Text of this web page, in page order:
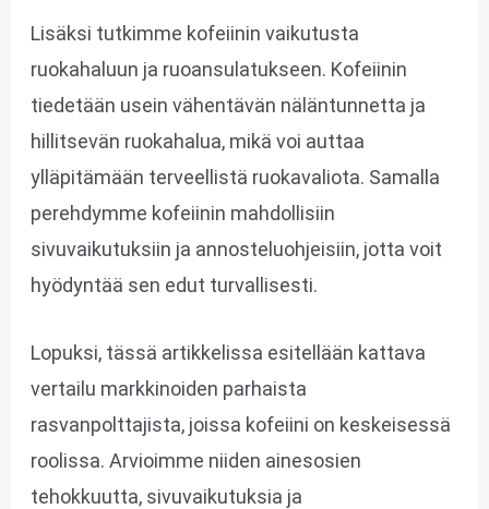
Lisäksi tutkimme kofeiinin vaikutusta
ruokahaluun ja ruoansulatukseen. Kofeiinin
tiedetään usein vähentävän näläntunnetta ja
hillitsevän ruokahalua, mikä voi auttaa
ylläpitämään terveellistä ruokavaliota. Samalla
perehdymme kofeiinin mahdollisiin
sivuvaikutuksiin ja annosteluohjeisiin, jotta voit
hyödyntää sen edut turvallisesti.
Lopuksi, tässä artikkelissa esitellään kattava
vertailu markkinoiden parhaista
rasvanpolttajista, joissa kofeiini on keskeisessä
roolissa. Arvioimme niiden ainesosien
tehokkuutta, sivuvaikutuksia ja